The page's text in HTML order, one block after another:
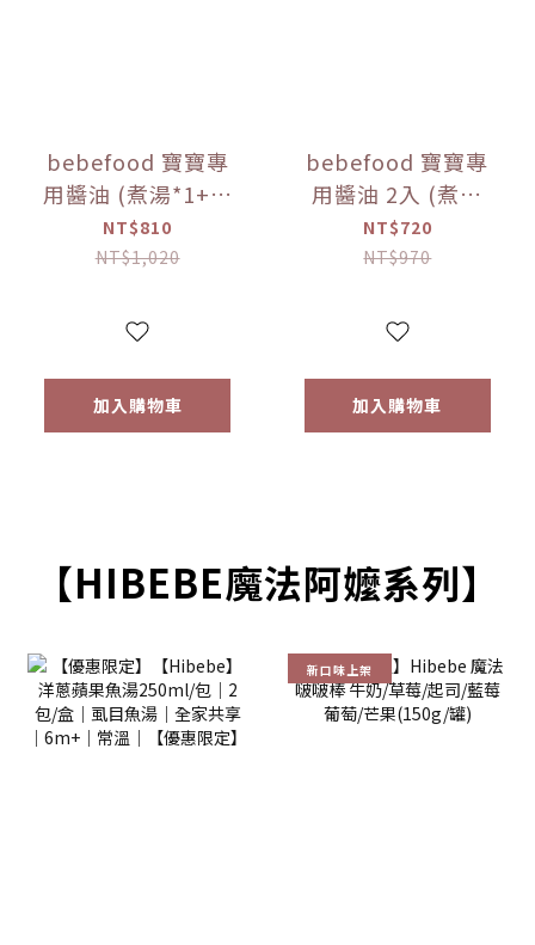
bebefood 寶寶專
用醬油 (煮湯*1+沾
用*1) + bebefood
兒童專用調味海鹽
NT$810
NT$1,020
加入購物車
bebefood 寶寶專
用醬油 2入 (煮湯
*1+沾用*1) +little
pasta造型義大利麵
限定】
NT$720
NT$970
加入購物車
【HIBEBE魔法阿嬤系列】
新口味上架